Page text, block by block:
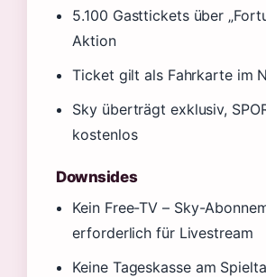
5.100 Gasttickets über
Aktion
Ticket gilt als Fahrkarte im
Sky überträgt exklusiv,
kostenlos
Downsides
Kein Free-TV – Sky-
erforderlich für Livestream
Keine Tageskasse am